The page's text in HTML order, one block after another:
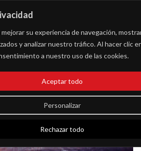
su experiencia de navegación,
y analizar nuestro tráfico. Al hacer clic
a nuestro uso de las cookies.
Personalizar
Rechazar todo
Aceptar todo
Blog